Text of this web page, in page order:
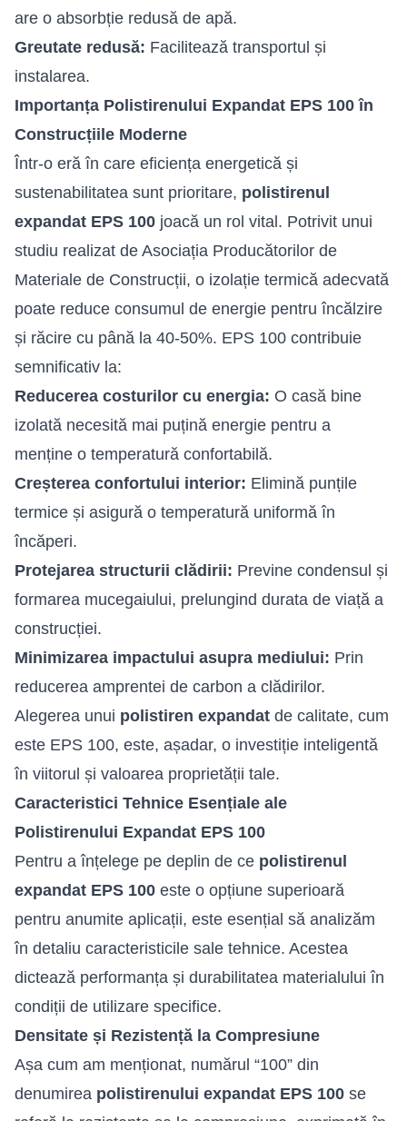
are o absorbție redusă de apă.
Greutate redusă: Facilitează transportul și
instalarea.
Importanța Polistirenului Expandat EPS 100 în
Construcțiile Moderne
Într-o eră în care eficiența energetică și
sustenabilitatea sunt prioritare, polistirenul
expandat EPS 100 joacă un rol vital. Potrivit unui
studiu realizat de Asociația Producătorilor de
Materiale de Construcții, o izolație termică adecvată
poate reduce consumul de energie pentru încălzire
și răcire cu până la 40-50%. EPS 100 contribuie
semnificativ la:
Reducerea costurilor cu energia: O casă bine
izolată necesită mai puțină energie pentru a
menține o temperatură confortabilă.
Creșterea confortului interior: Elimină punțile
termice și asigură o temperatură uniformă în
încăperi.
Protejarea structurii clădirii: Previne condensul și
formarea mucegaiului, prelungind durata de viață a
construcției.
Minimizarea impactului asupra mediului: Prin
reducerea amprentei de carbon a clădirilor.
Alegerea unui polistiren expandat de calitate, cum
este EPS 100, este, așadar, o investiție inteligentă
în viitorul și valoarea proprietății tale.
Caracteristici Tehnice Esențiale ale
Polistirenului Expandat EPS 100
Pentru a înțelege pe deplin de ce polistirenul
expandat EPS 100 este o opțiune superioară
pentru anumite aplicații, este esențial să analizăm
în detaliu caracteristicile sale tehnice. Acestea
dictează performanța și durabilitatea materialului în
condiții de utilizare specifice.
Densitate și Rezistență la Compresiune
Așa cum am menționat, numărul “100” din
denumirea polistirenului expandat EPS 100 se